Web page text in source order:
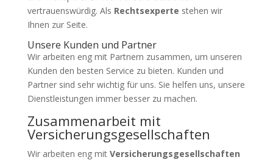
vertrauenswürdig. Als Rechtsexperte stehen wir
Ihnen zur Seite.
Unsere Kunden und Partner
Wir arbeiten eng mit Partnern zusammen, um unseren
Kunden den besten Service zu bieten. Kunden und
Partner sind sehr wichtig für uns. Sie helfen uns, unsere
Dienstleistungen immer besser zu machen.
Zusammenarbeit mit
Versicherungsgesellschaften
Wir arbeiten eng mit Versicherungsgesellschaften